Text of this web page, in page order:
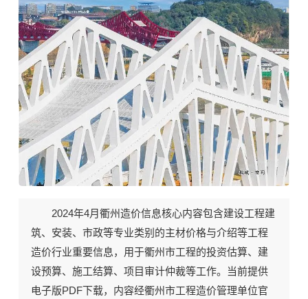
2024年4月衢州造价信息核心内容包含建设工程建
筑、安装、市政等专业类别的主材价格与介绍等工程
造价行业重要信息，用于衢州市工程的投资估算、建
设预算、施工结算、项目审计仲裁等工作。当前提供
电子版PDF下载，内容经衢州市工程造价管理单位官